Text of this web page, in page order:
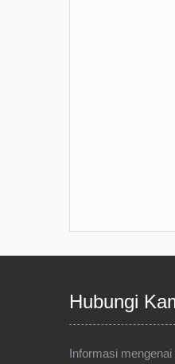
Hubungi
Informasi